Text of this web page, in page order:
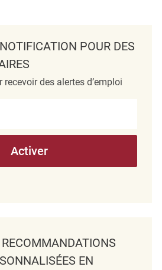
POUR DES
des alertes d’emploi
Activer
EN